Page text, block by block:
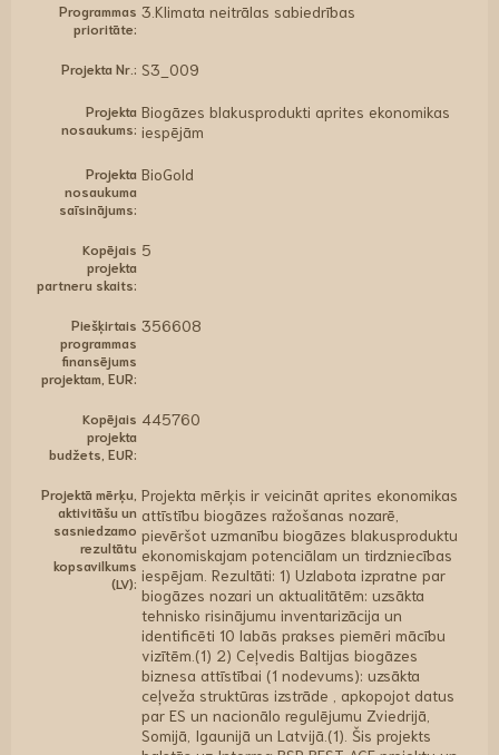
Programmas
prioritāte:
3.Klimata neitrālas sabiedrības
Projekta Nr.: S3_009
Projekta
nosaukums:
Biogāzes blakusprodukti aprites ekonomikas
iespējām
Projekta
nosaukuma
saīsinājums:
BioGold
Kopējais
projekta
partneru skaits:
5
Piešķirtais
programmas
finansējums
projektam, EUR:
356608
Kopējais
projekta
budžets, EUR:
445760
Projektā mērķu,
aktivitāšu un
sasniedzamo
rezultātu
kopsavilkums
(LV):
Projekta mērķis ir veicināt aprites ekonomikas
attīstību biogāzes ražošanas nozarē,
pievēršot uzmanību biogāzes blakusproduktu
ekonomiskajam potenciālam un tirdzniecības
iespējam. Rezultāti: 1) Uzlabota izpratne par
biogāzes nozari un aktualitātēm: uzsākta
tehnisko risinājumu inventarizācija un
identificēti 10 labās prakses piemēri mācību
vizītēm.(1) 2) Ceļvedis Baltijas biogāzes
biznesa attīstībai (1 nodevums): uzsākta
ceļveža struktūras izstrāde , apkopojot datus
par ES un nacionālo regulējumu Zviedrijā,
Somijā, Igaunijā un Latvijā.(1). Šis projekts